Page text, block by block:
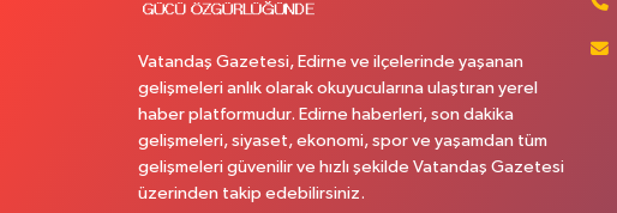
Vatandaş Gazetesi, Edirne ve ilçelerinde yaşanan
gelişmeleri anlık olarak okuyucularına ulaştıran yerel
haber platformudur. Edirne haberleri, son dakika
gelişmeleri, siyaset, ekonomi, spor ve yaşamdan tüm
gelişmeleri güvenilir ve hızlı şekilde Vatandaş Gazetesi
üzerinden takip edebilirsiniz.